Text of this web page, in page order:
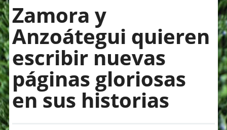
Zamora y
Anzoátegui quieren
escribir nuevas
páginas gloriosas
en sus historias